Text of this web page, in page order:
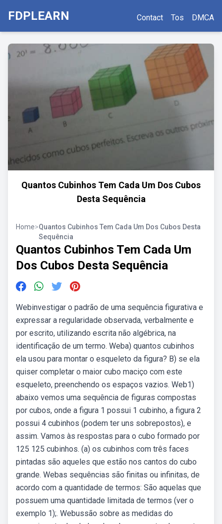
FDPLEARN Contact Tos DMCA
Quantos Cubinhos Tem Cada Um Dos Cubos
Desta Sequência
Home>Quantos Cubinhos Tem Cada Um Dos Cubos Desta
Sequência
Quantos Cubinhos Tem Cada Um
Dos Cubos Desta Sequência
Webinvestigar o padrão de uma sequência figurativa e
expressar a regularidade observada, verbalmente e
por escrito, utilizando escrita não algébrica, na
identificação de um termo. Weba) quantos cubinhos
ela usou para montar o esqueleto da figura? B) se ela
quiser completar o maior cubo maciço com este
esqueleto, preenchendo os espaços vazios. Web1)
abaixo vemos uma sequência de figuras compostas
por cubos, onde a figura 1 possui 1 cubinho, a figura 2
possui 4 cubinhos (podem ter uns sobrepostos), e
assim. Vamos às respostas para o cubo formado por
125 125 cubinhos. (a) os cubinhos com três faces
pintadas são aqueles que estão nos cantos do cubo
grande. Webas sequências são finitas ou infinitas, de
acordo com a quantidade de termos: São aquelas que
possuem uma quantidade limitada de termos (ver o
exemplo 1);. Webussão sobre as medidas do